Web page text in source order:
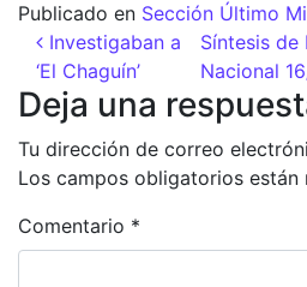
Publicado en Sección Último
Navegación de
Investigaban a
‘El Chaguín’
Síntesis
Nacional
Deja una
Tu dirección de correo
Los campos obligatorios están
Comentario *